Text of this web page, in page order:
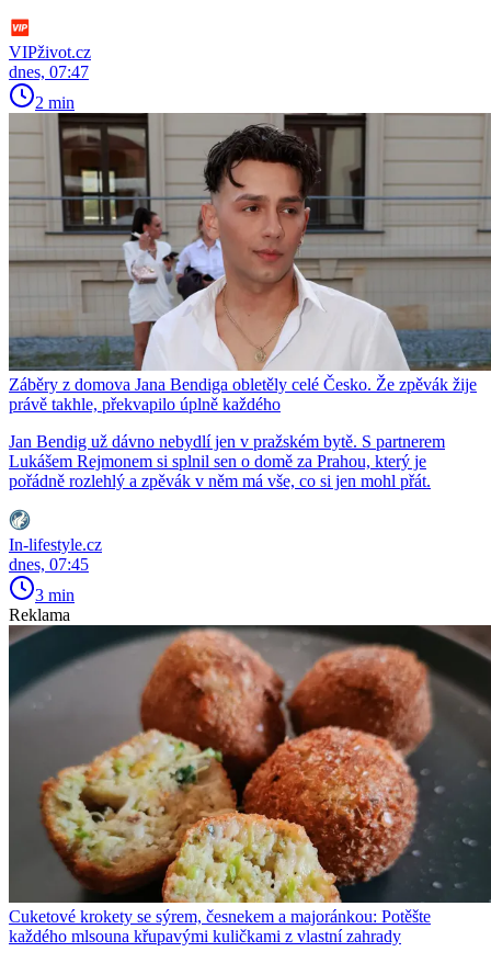
VIPživot.cz
dnes, 07:47
2 min
Záběry z domova Jana Bendiga obletěly celé Česko. Že zpěvák žije
právě takhle, překvapilo úplně každého
Jan Bendig už dávno nebydlí jen v pražském bytě. S partnerem
Lukášem Rejmonem si splnil sen o domě za Prahou, který je
pořádně rozlehlý a zpěvák v něm má vše, co si jen mohl přát.
In-lifestyle.cz
dnes, 07:45
3 min
Reklama
Cuketové krokety se sýrem, česnekem a majoránkou: Potěšte
každého mlsouna křupavými kuličkami z vlastní zahrady